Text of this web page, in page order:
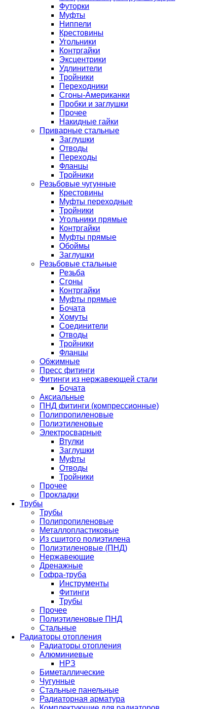
Футорки
Муфты
Ниппели
Крестовины
Угольники
Контргайки
Эксцентрики
Удлинители
Тройники
Переходники
Сгоны-Американки
Пробки и заглушки
Прочее
Накидные гайки
Приварные стальные
Заглушки
Отводы
Переходы
Фланцы
Тройники
Резьбовые чугунные
Крестовины
Муфты переходные
Тройники
Угольники прямые
Контргайки
Муфты прямые
Обоймы
Заглушки
Резьбовые стальные
Резьба
Сгоны
Контргайки
Муфты прямые
Бочата
Хомуты
Соединители
Отводы
Тройники
Фланцы
Обжимные
Пресс фитинги
Фитинги из нержавеющей стали
Бочата
Аксиальные
ПНД фитинги (компрессионные)
Полипропиленовые
Полиэтиленовые
Электросварные
Втулки
Заглушки
Муфты
Отводы
Тройники
Прочее
Прокладки
Трубы
Трубы
Полипропиленовые
Металлопластиковые
Из сшитого полиэтилена
Полиэтиленовые (ПНД)
Нержавеющие
Дренажные
Гофра-труба
Инструменты
Фитинги
Трубы
Прочее
Полиэтиленовые ПНД
Стальные
Радиаторы отопления
Радиаторы отопления
Алюминиевые
НРЗ
Биметаллические
Чугунные
Стальные панельные
Радиаторная арматура